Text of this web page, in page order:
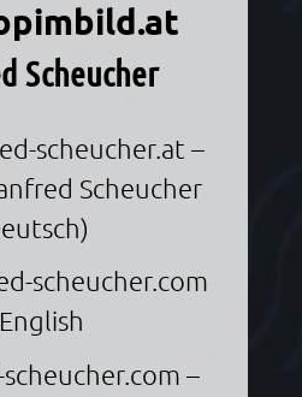
Scheucher
scheucher.at –
Scheucher
scheucher.com
–